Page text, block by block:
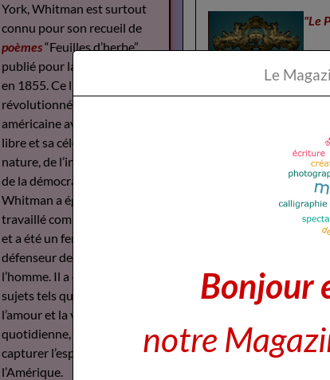
"Le
Un
ans,
incommodaient
York, Whitman est surtout
connu pour son recueil de
poèmes“Feuilles d’herbe”,
publié pour la première fois
en 1855. Ce livre a
révolutionné la poésie
américaine avec son style
libre et sa célébration de la
nature, de l’individualité et
de la démocratie.
Whitman a également
travaillé comme journaliste
et a été un fervent
défenseur des droits de
l’homme. Il a écrit sur des
sujets tels que la guerre,
l’amour et la vie
quotidienne, cherchant à
capturer l’esprit de
l’Amérique.
Bonjour
notre